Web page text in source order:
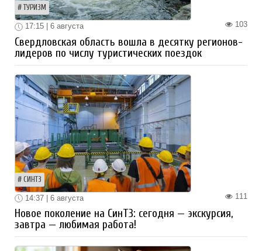
ТУРИЗМ
103
17:15 | 6 августа
Свердловская область вошла в десятку регионов-
лидеров по числу туристических поездок
СИНТЗ
111
14:37 | 6 августа
Новое поколение на СинТЗ: сегодня — экскурсия,
завтра — любимая работа!